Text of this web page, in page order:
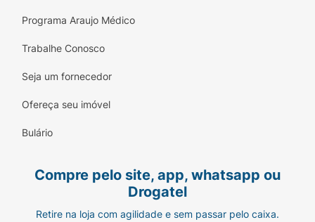
Tenha a segurança e a confiança de cílios
Broadway New York Superflex Incolor
Programa Araujo Médico
Trabalhe Conosco
Seja um fornecedor
Ofereça seu imóvel
Bulário
Compre pelo site, app, whatsapp ou
Drogatel
Retire na loja com agilidade e sem passar pelo caixa.